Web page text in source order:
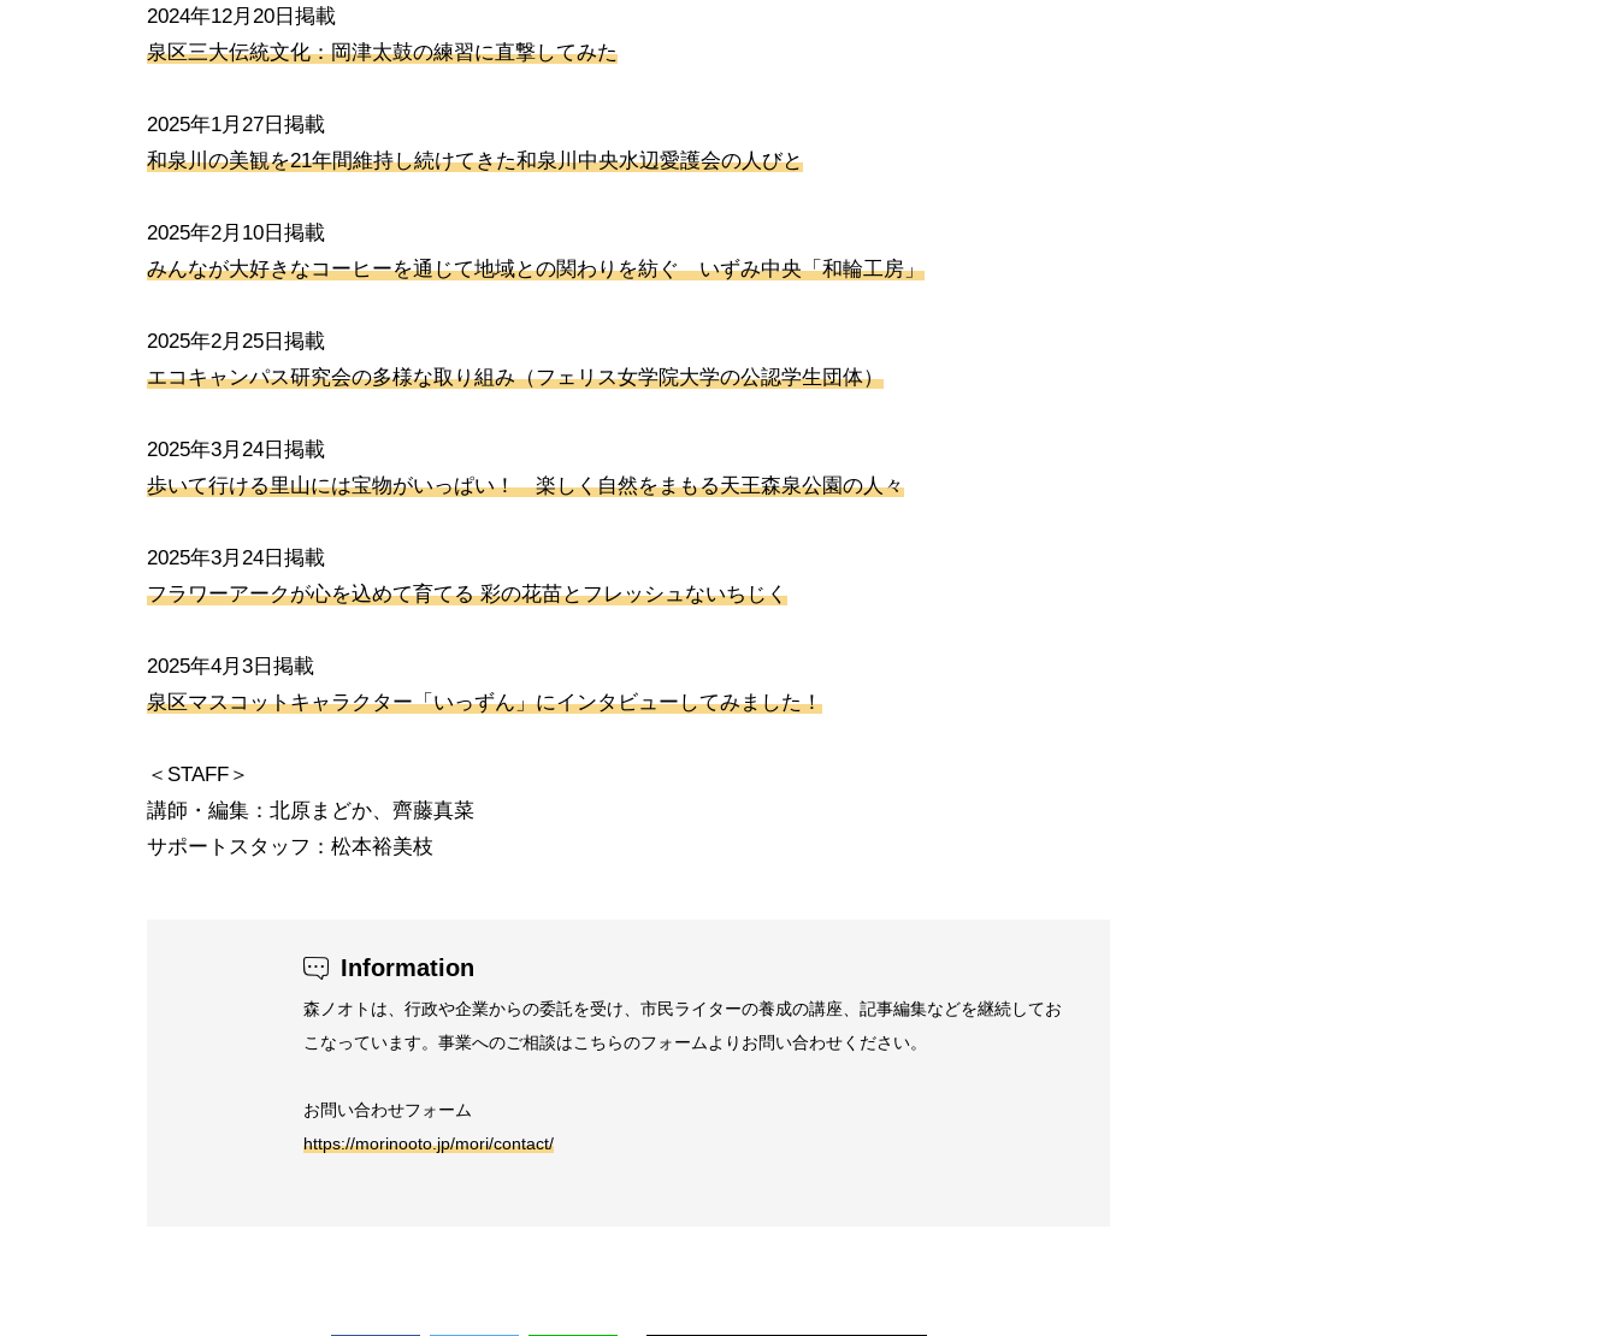
2024年12月20日掲載
泉区三大伝統文化：岡津太鼓の練習に直撃してみた
2025年1月27日掲載
和泉川の美観を21年間維持し続けてきた和泉川中央水辺愛護会の人びと
2025年2月10日掲載
みんなが大好きなコーヒーを通じて地域との関わりを紡ぐ いずみ中央「和輪工房」
2025年2月25日掲載
エコキャンパス研究会の多様な取り組み（フェリス女学院大学の公認学生団体）
2025年3月24日掲載
歩いて行ける里山には宝物がいっぱい！ 楽しく自然をまもる天王森泉公園の人々
2025年3月24日掲載
フラワーアークが心を込めて育てる 彩の花苗とフレッシュないちじく
2025年4月3日掲載
泉区マスコットキャラクター「いっずん」にインタビューしてみました！
＜STAFF＞
講師・編集：北原まどか、齊藤真菜
サポートスタッフ：松本裕美枝
Information
森ノオトは、行政や企業からの委託を受け、市民ライターの養成の講座、記事編集などを継続してお
こなっています。事業へのご相談はこちらのフォームよりお問い合わせください。
お問い合わせフォーム
https://morinooto.jp/mori/contact/